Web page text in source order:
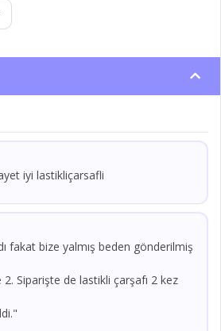
iyi lastikliçarsafli
fakat bize yalmış beden gönderilmiş
2. Siparişte de lastikli çarşafı 2 kez